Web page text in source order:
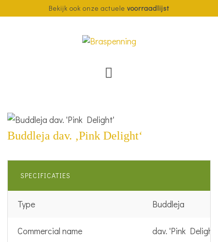
Bekijk ook onze actuele voorraadlijst
Buddleja dav. ‚Pink Delight‘
SPECIFICATIES
Type Buddleja
Commercial name dav. 'Pink Delight'